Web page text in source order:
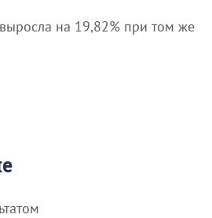
на 19,82% при том же